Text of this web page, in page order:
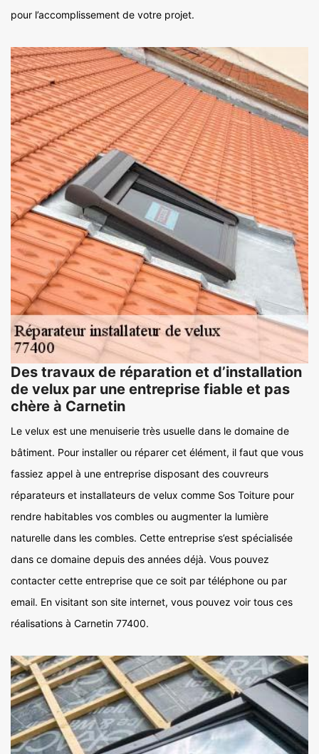
pour l’accomplissement de votre projet.
Des travaux de réparation et d’installation
de velux par une entreprise fiable et pas
chère à Carnetin
Le velux est une menuiserie très usuelle dans le domaine de
bâtiment. Pour installer ou réparer cet élément, il faut que vous
fassiez appel à une entreprise disposant des couvreurs
réparateurs et installateurs de velux comme Sos Toiture pour
rendre habitables vos combles ou augmenter la lumière
naturelle dans les combles. Cette entreprise s’est spécialisée
dans ce domaine depuis des années déjà. Vous pouvez
contacter cette entreprise que ce soit par téléphone ou par
email. En visitant son site internet, vous pouvez voir tous ces
réalisations à Carnetin 77400.